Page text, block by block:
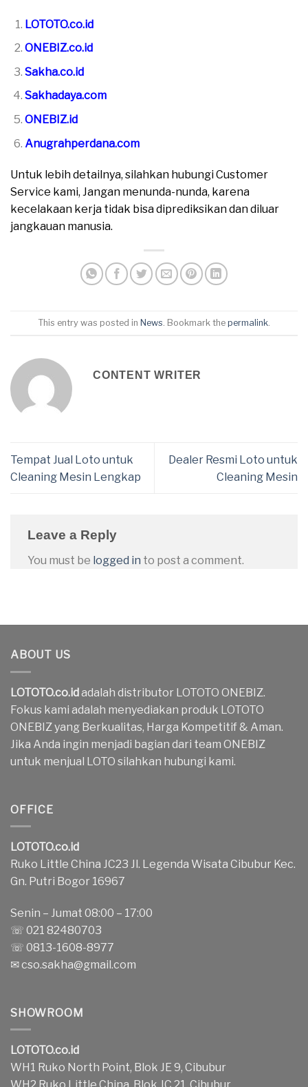
LOTOTO.co.id
ONEBIZ.co.id
Sakha.co.id
Sakhadaya.com
ONEBIZ.id
Anugrahperdana.com
Untuk lebih detailnya, silahkan hubungi Customer
Service kami, Jangan menunda-nunda, karena
kecelakaan kerja tidak bisa diprediksikan dan diluar
jangkauan manusia.
This entry was posted in News . Bookmark the permalink
CONTENT WRITER
Tempat Jual Loto untuk
Cleaning Mesin Lengkap
Dealer Resmi Loto untuk
Cleaning Mesin
Leave a Reply
You must be logged in to post a comment.
ABOUT US
LOTOTO.co.idadalah distributor LOTOTO ONEBIZ.
Fokus kami adalah menyediakan produk LOTOTO
ONEBIZ yang Berkualitas, Harga Kompetitif & Aman.
Jika Anda ingin menjadi bagian dari team ONEBIZ
untuk menjual LOTO silahkan hubungi kami.
OFFICE
LOTOTO.co.id
Ruko Little China JC23 Jl. Legenda Wisata Cibubur Kec.
Gn. Putri Bogor 16967
Senin – Jumat 08:00 – 17:00
☏ 021 82480703
☏ 0813-1608-8977
✉cso.sakha@gmail.com
SHOWROOM
LOTOTO.co.id
WH1 Ruko North Point, Blok JE 9, Cibubur